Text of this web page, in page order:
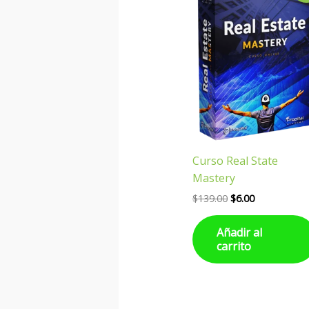
Curso Real State
Mastery
$139.00
original
era:
$139.00.
$6.00
actual
es:
$6.00.
Añadir al
carrito